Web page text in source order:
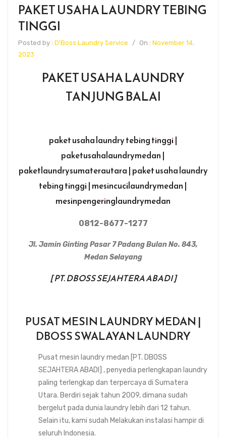
PAKET USAHA LAUNDRY TEBING
TINGGI
Posted by : D'Boss Laundry Service / On : November 14,
2023
PAKET USAHA LAUNDRY
TANJUNG BALAI
paket usaha laundry tebing tinggi |
paketusahalaundrymedan |
paketlaundrysumaterautara | paket usaha laundry
tebing tinggi | mesincucilaundrymedan |
mesinpengeringlaundrymedan
0812-8677-1277
Jl. Jamin Ginting Pasar 7 Padang Bulan No. 843,
Medan Selayang
[ PT. DBOSS SEJAHTERA ABADI ]
PUSAT MESIN LAUNDRY MEDAN |
DBOSS SWALAYAN LAUNDRY
Pusat mesin laundry medan [PT. DBOSS
SEJAHTERA ABADI] , penyedia perlengkapan laundry
paling terlengkap dan terpercaya di Sumatera
Utara. Berdiri sejak tahun 2009, dimana sudah
bergelut pada dunia laundry lebih dari 12 tahun.
Selain itu, kami sudah Melakukan instalasi hampir di
seluruh Indonesia.